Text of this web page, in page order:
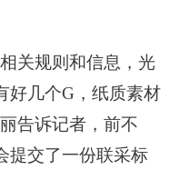
关规则和信息，光
好几个G，纸质素材
告诉记者，前不
提交了一份联采标